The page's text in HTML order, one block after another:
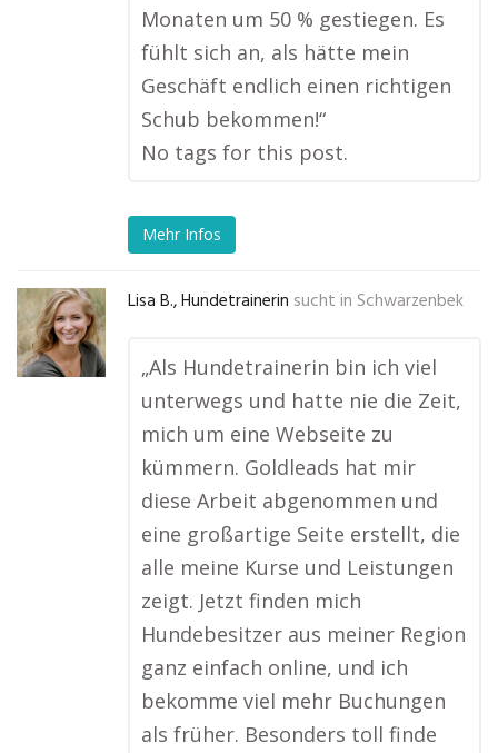
Monaten um 50 % gestiegen. Es
fühlt sich an, als hätte mein
Geschäft endlich einen richtigen
Schub bekommen!“
No tags for this post.
Mehr Infos
Lisa B., Hundetrainerin sucht in Schwarzenbek
„Als Hundetrainerin bin ich viel
unterwegs und hatte nie die Zeit,
mich um eine Webseite zu
kümmern. Goldleads hat mir
diese Arbeit abgenommen und
eine großartige Seite erstellt, die
alle meine Kurse und Leistungen
zeigt. Jetzt finden mich
Hundebesitzer aus meiner Region
ganz einfach online, und ich
bekomme viel mehr Buchungen
als früher. Besonders toll finde